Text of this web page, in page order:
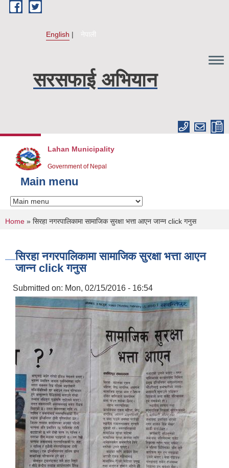
Skip to main content
English नेपाली
सरसफाई अभियान
Lahan Municipality
Government of Nepal
Main menu
You are here
Home » सिरहा नगरपालिकामा सामाजिक सुरक्षा भत्ता आएन जान्न click गनुस
सिरहा नगरपालिकामा सामाजिक सुरक्षा भत्ता आएन
जान्न click गनुस
Submitted on: Mon, 02/15/2016 - 16:54